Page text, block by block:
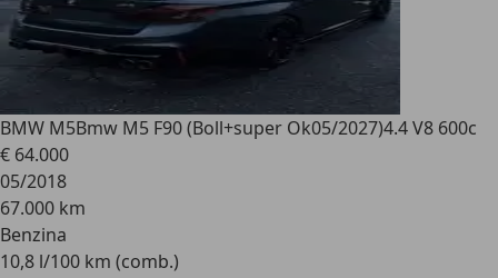
BMW M5Bmw M5 F90 (Boll+super Ok05/2027)4.4 V8 600c
€ 64.000
05/2018
67.000 km
Benzina
10,8 l/100 km (comb.)